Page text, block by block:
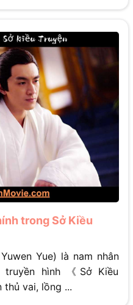
trong Sở Kiều
Yue) là nam nhân
hình 《Sở Kiều
thủ vai, lồng ...